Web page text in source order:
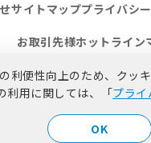
利便性向上のため、クッ
利用に関しては、「プライ
OK
サイトマッププライバシ
お取引先様ホットライン